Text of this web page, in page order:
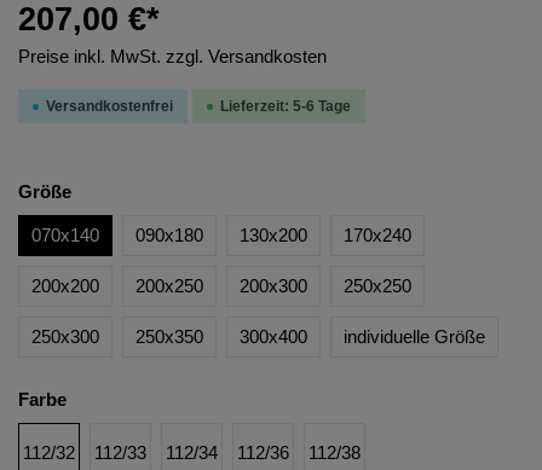
207,00 €*
Preise inkl. MwSt. zzgl. Versandkosten
Versandkostenfrei Lieferzeit: 5-6 Tage
Größe
070x140 090x180 130x200 170x240
200x200 200x250 200x300 250x250
250x300 250x350 300x400 individuelle Größe
Farbe
112/32 112/33 112/34 112/36 112/38